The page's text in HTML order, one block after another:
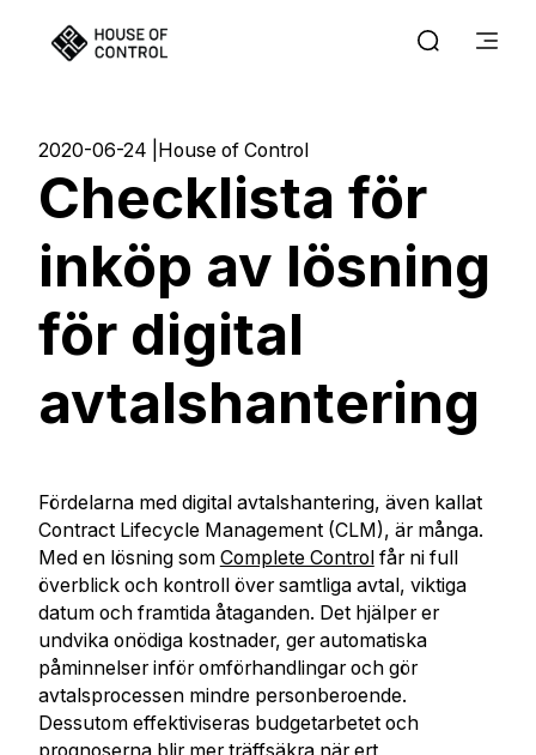
2020-06-24 House of Control
Checklista för
inköp av lösning
för digital
avtalshantering
Fördelarna med digital avtalshantering, även kallat
Contract Lifecycle Management (CLM), är många.
Med en lösning som Complete Control får ni full
överblick och kontroll över samtliga avtal, viktiga
datum och framtida åtaganden. Det hjälper er
undvika onödiga kostnader, ger automatiska
påminnelser inför omförhandlingar och gör
avtalsprocessen mindre personberoende.
Dessutom effektiviseras budgetarbetet och